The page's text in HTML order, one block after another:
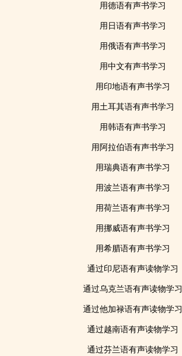
用德语有声书学习
用日语有声书学习
用俄语有声书学习
用中文有声书学习
用印地语有声书学习
用土耳其语有声书学习
用韩语有声书学习
用阿拉伯语有声书学习
用瑞典语有声书学习
用波兰语有声书学习
用荷兰语有声书学习
用挪威语有声书学习
用希腊语有声书学习
通过印尼语有声读物学习
通过乌克兰语有声读物学习
通过他加禄语有声读物学习
通过越南语有声读物学习
通过芬兰语有声读物学习